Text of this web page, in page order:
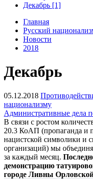
Декабрь [1]
Главная
Русский
Новости
2018
Декабрь
05.12.2018
национализму
Административные дела
В связи с ростом
20.3 КоАП (пропаганда и
нацистской символики и
организаций) мы
за каждый месяц.
демонстрацию
городе Ливны